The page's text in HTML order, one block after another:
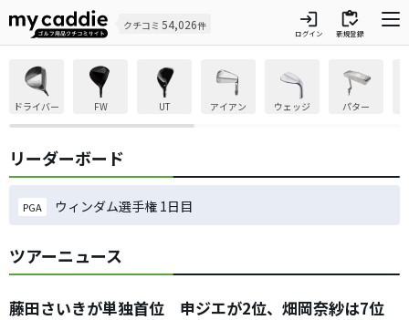
クチコミ 54,026件 login
ログイン
inventory
新規登録
ドライバー FW UT アイアン ウェッジ パター
リーダーボード
PGA ウィンダム選手権 1日目
ツアーニュース
藤田さいきが単独首位 申ジエが2位、畑岡奈紗は7位